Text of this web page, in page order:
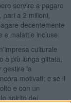
servire a pagare
a 2 milioni,
decentemente
malattie incluse.
culturale
a più lunga gittata,
gestire la
motivati; e se il
e con un
spirito dei